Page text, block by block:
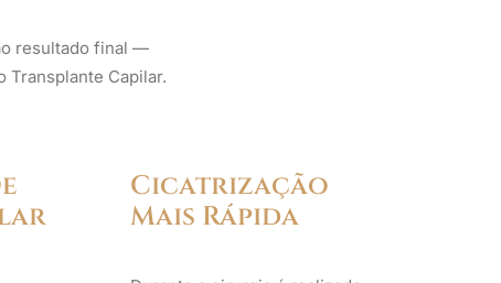
resultado final —
Transplante Capilar.
Cicatrização
Mais Rápida